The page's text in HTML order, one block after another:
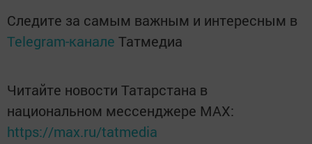
Следите за самым важным и интересным в
Telegram-канале Татмедиа
Читайте новости Татарстана в
национальном мессенджере MАХ:
https://max.ru/tatmedia